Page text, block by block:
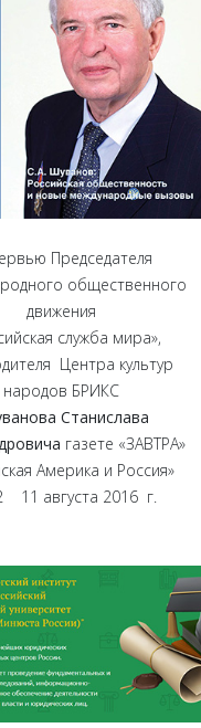
Председателя
общественного
движения
служба мира»,
Центра культур
народов БРИКС
Станислава
газете «ЗАВТРА»
Америка и Россия»
11 августа 2016 г.